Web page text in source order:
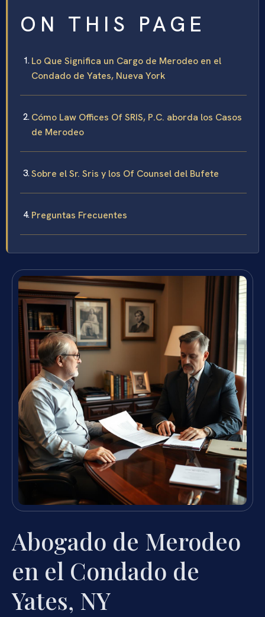
ON THIS PAGE
Lo Que Significa un Cargo de Merodeo en el
Condado de Yates, Nueva York
Cómo Law Offices Of SRIS, P.C. aborda los Casos
de Merodeo
Sobre el Sr. Sris y los Of Counsel del Bufete
Preguntas Frecuentes
Abogado de Merodeo
en el Condado de
Yates, NY